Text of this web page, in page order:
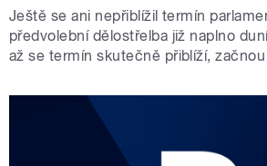
Ještě se ani nepřiblížil termín
předvolební dělostřelba již naplno
až se termín skutečně přiblíží,